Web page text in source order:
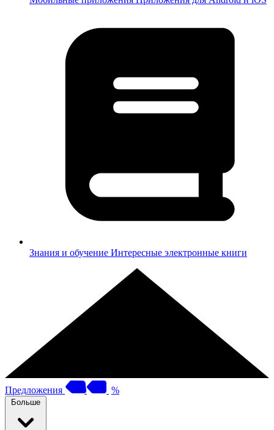
Знания и обучение Интересные электронные книги
Предложения %
Больше